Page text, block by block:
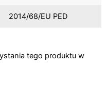
2014/68/EU PED
tego produktu w